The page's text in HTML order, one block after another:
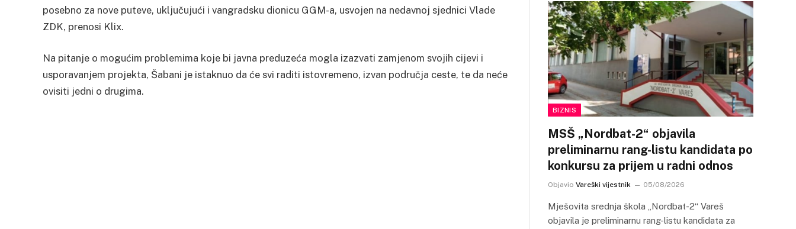
posebno za nove puteve, uključujući i vangradsku dionicu GGM-a, usvojen na nedavnoj sjednici Vlade
ZDK, prenosi Klix.
Na pitanje o mogućim problemima koje bi javna preduzeća mogla izazvati zamjenom svojih cijevi i
usporavanjem projekta, Šabani je istaknuo da će svi raditi istovremeno, izvan područja ceste, te da neće
ovisiti jedni o drugima.
BIZNIS
MSŠ „Nordbat-2“ objavila
preliminarnu rang-listu kandidata po
konkursu za prijem u radni odnos
Objavio Vareški vijestnik 05/08/2026
Mješovita srednja škola „Nordbat-2“ Vareš
objavila je preliminarnu rang-listu kandidata za